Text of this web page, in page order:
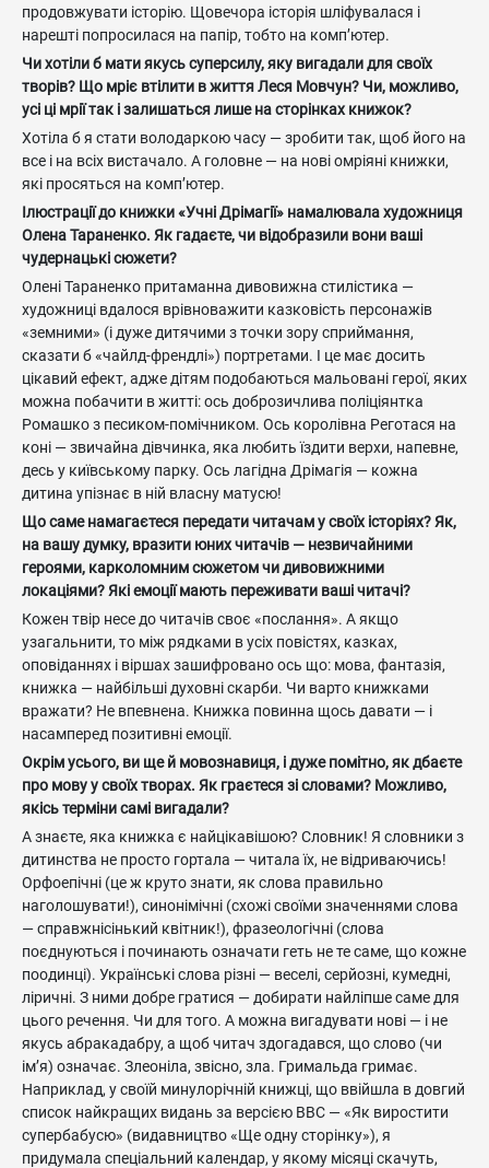
продовжувати історію. Щовечора історія шліфувалася і
нарешті попросилася на папір, тобто на комп’ютер.
Чи хотіли б мати якусь суперсилу, яку вигадали для своїх
творів? Що мріє втілити в життя Леся Мовчун? Чи, можливо,
усі ці мрії так і залишаться лише на сторінках книжок?
Хотіла б я стати володаркою часу — зробити так, щоб його на
все і на всіх вистачало. А головне — на нові омріяні книжки,
які просяться на комп’ютер.
Ілюстрації до книжки «Учні Дрімагії» намалювала художниця
Олена Тараненко. Як гадаєте, чи відобразили вони ваші
чудернацькі сюжети?
Олені Тараненко притаманна дивовижна стилістика —
художниці вдалося врівноважити казковість персонажів
«земними» (і дуже дитячими з точки зору сприймання,
сказати б «чайлд-френдлі») портретами. І це має досить
цікавий ефект, адже дітям подобаються мальовані герої, яких
можна побачити в житті: ось доброзичлива поліціянтка
Ромашко з песиком-помічником. Ось королівна Реготася на
коні — звичайна дівчинка, яка любить їздити верхи, напевне,
десь у київському парку. Ось лагідна Дрімагія — кожна
дитина упізнає в ній власну матусю!
Що саме намагаєтеся передати читачам у своїх історіях? Як,
на вашу думку, вразити юних читачів — незвичайними
героями, карколомним сюжетом чи дивовижними
локаціями? Які емоції мають переживати ваші читачі?
Кожен твір несе до читачів своє «послання». А якщо
узагальнити, то між рядками в усіх повістях, казках,
оповіданнях і віршах зашифровано ось що: мова, фантазія,
книжка — найбільші духовні скарби. Чи варто книжками
вражати? Не впевнена. Книжка повинна щось давати — і
насамперед позитивні емоції.
Окрім усього, ви ще й мовознавиця, і дуже помітно, як дбаєте
про мову у своїх творах. Як граєтеся зі словами? Можливо,
якісь терміни самі вигадали?
А знаєте, яка книжка є найцікавішою? Словник! Я словники з
дитинства не просто гортала — читала їх, не відриваючись!
Орфоепічні (це ж круто знати, як слова правильно
наголошувати!), синонімічні (схожі своїми значеннями слова
— справжнісінький квітник!), фразеологічні (слова
поєднуються і починають означати геть не те саме, що кожне
поодинці). Українські слова різні — веселі, серйозні, кумедні,
ліричні. З ними добре гратися — добирати найліпше саме для
цього речення. Чи для того. А можна вигадувати нові — і не
якусь абракадабру, а щоб читач здогадався, що слово (чи
ім’я) означає. Злеоніла, звісно, зла. Гримальда гримає.
Наприклад, у своїй минулорічній книжці, що ввійшла в довгий
список найкращих видань за версією ВВС — «Як виростити
супербабусю» (видавництво «Ще одну сторінку»), я
придумала спеціальний календар, у якому місяці скачуть,